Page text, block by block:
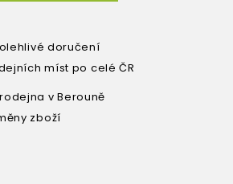
doručení
míst po celé ČR
v Berouně
zboží